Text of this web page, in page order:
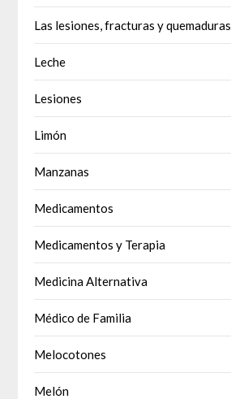
Las lesiones, fracturas y quemaduras
Leche
Lesiones
Limón
Manzanas
Medicamentos
Medicamentos y Terapia
Medicina Alternativa
Médico de Familia
Melocotones
Melón